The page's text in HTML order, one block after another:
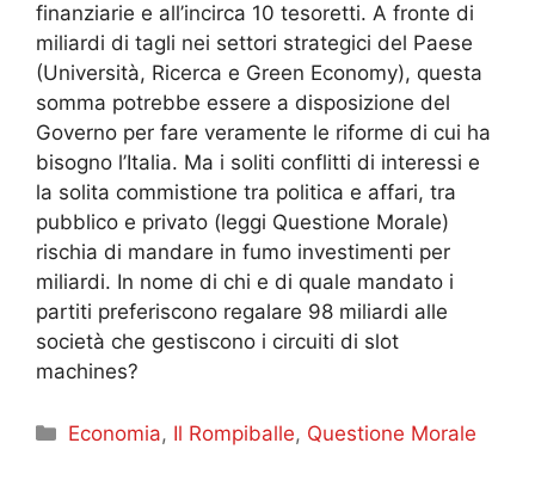
finanziarie e all’incirca 10 tesoretti. A fronte di
miliardi di tagli nei settori strategici del Paese
(Università, Ricerca e Green Economy), questa
somma potrebbe essere a disposizione del
Governo per fare veramente le riforme di cui ha
bisogno l’Italia. Ma i soliti conflitti di interessi e
la solita commistione tra politica e affari, tra
pubblico e privato (leggi Questione Morale)
rischia di mandare in fumo investimenti per
miliardi. In nome di chi e di quale mandato i
partiti preferiscono regalare 98 miliardi alle
società che gestiscono i circuiti di slot
machines?
Categorie
Economia, Il Rompiballe, Questione Morale